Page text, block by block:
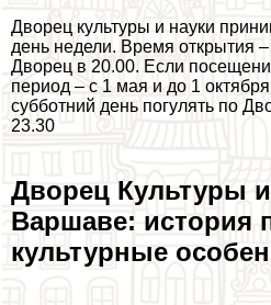
Дворец культуры и науки
день недели. Время открытия
Дворец в 20.00. Если
период – с 1 мая и до 1
субботний день погулять по
23.30
Дворец Культуры
Варшаве: история
культурные